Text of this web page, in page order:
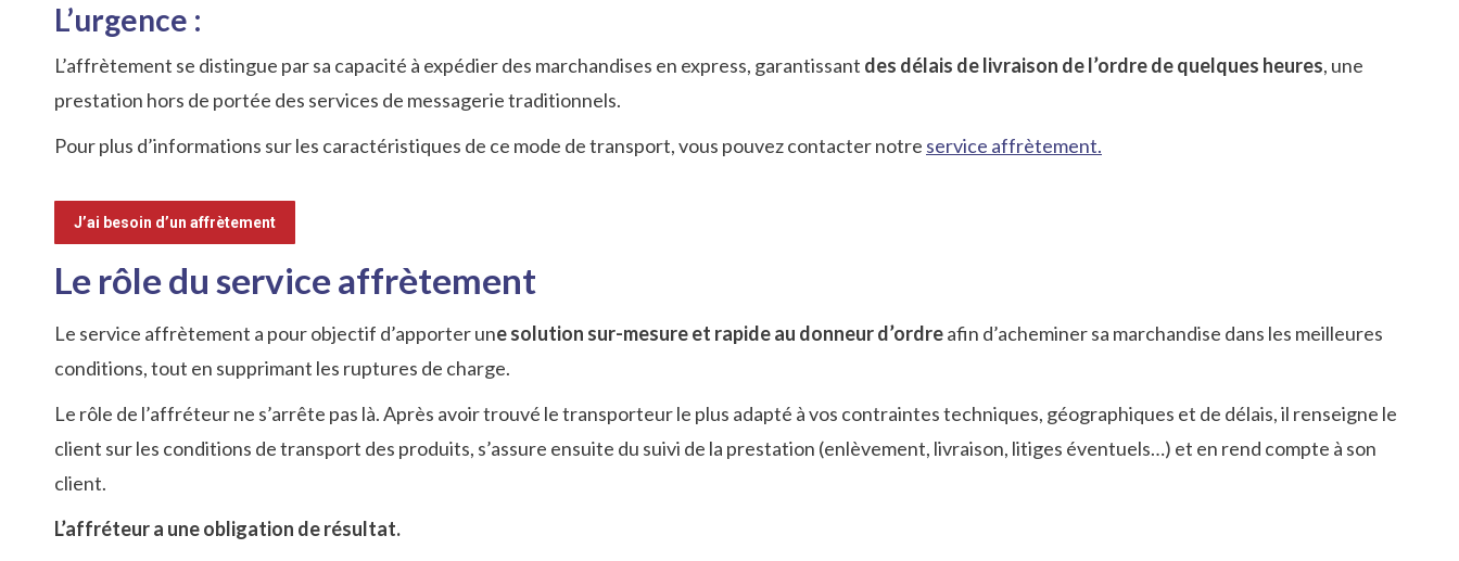
L’urgence :
L’affrètement se distingue par sa capacité à expédier des marchandises en express, garantissant des délais de livraison de l’ordre de quelques heures, une
prestation hors de portée des services de messagerie traditionnels.
Pour plus d’informations sur les caractéristiques de ce mode de transport, vous pouvez contacter notre service affrètement.
J’ai besoin d’un affrètement
Le rôle du service affrètement
Le service affrètement a pour objectif d’apporter une solution sur-mesure et rapide au donneur d’ordreafin d’acheminer sa marchandise dans les meilleures
conditions, tout en supprimant les ruptures de charge.
Le rôle de l’affréteur ne s’arrête pas là. Après avoir trouvé le transporteur le plus adapté à vos contraintes techniques, géographiques et de délais, il renseigne le
client sur les conditions de transport des produits, s’assure ensuite du suivi de la prestation (enlèvement, livraison, litiges éventuels…) et en rend compte à son
client.
L’affréteur a une obligation de résultat.